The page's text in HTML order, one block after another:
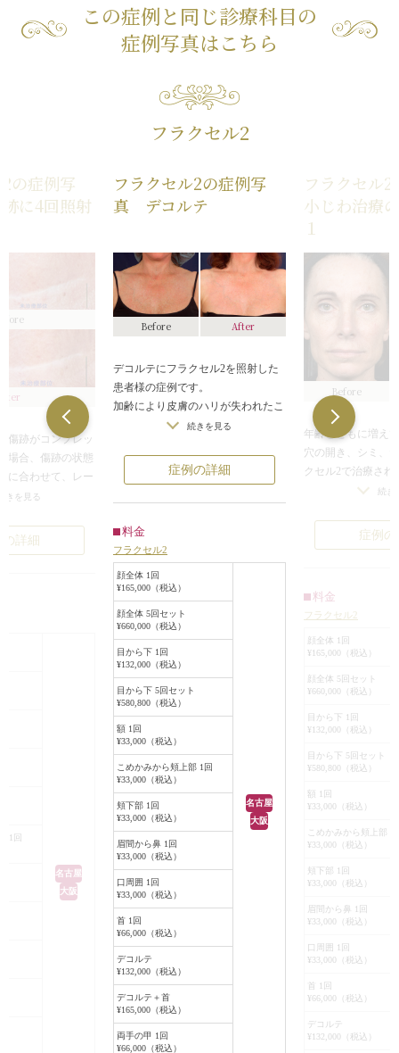
この症例と同じ診療科目の
症例写真はこちら
フラクセル2
の症例写
に4回照射
傷跡がコンプレッ
場合、傷跡の状態
に合わせて、レー
、皮膚表面を削
ます。
ル2を照射するこ
いますが、フラク
目立たなくできま
きを見る
詳細
名古屋
大阪
1回
フラクセル2の症例写
真 デコルテ
Before After
デコルテにフラクセル2を照射した
患者様の症例です。
加齢により皮膚のハリが失われたこ
とでデコルテ全体がさみしくなった
ラクセル2で皮膚の再生を促すこと
でハリのある肌になっているのがわ
かります。
ザーを照射するフラクセル2は、角
質層を傷つけることなく皮膚の再生
を促すことができます。出力や照射
密度をきめ細かく設定できるように
もなり、患者様お一人おひとりの皮
膚の状態に合わせて治療させていた
だきます。
続きを見る
症例の詳細
料金
フラクセル2
顔全体 1回
¥165,000（税込）
名古屋
大阪
顔全体 5回セット
¥660,000（税込）
目から下 1回
¥132,000（税込）
目から下 5回セット
¥580,800（税込）
額 1回
¥33,000（税込）
こめかみから頬上部 1回
¥33,000（税込）
頬下部 1回
¥33,000（税込）
眉間から鼻 1回
¥33,000（税込）
口周囲 1回
¥33,000（税込）
首 1回
¥66,000（税込）
デコルテ
¥132,000（税込）
デコルテ＋首
¥165,000（税込）
両手の甲 1回
¥66,000（税込）
フラクセル
小じわ治療
１
Before
年齢とともに増え
穴の開き、シミ、
クセル2で治療さ
膚表面にミクロ単
療法で、照射した
ます。
ダウンタイムがほ
日からメイクがで
影響が少なく、施
分程度の施術です。
続き
症例
料金
フラクセル2
顔全体 1回
¥165,000（税込）
顔全体 5回セット
¥660,000（税込）
目から下 1回
¥132,000（税込）
目から下 5回セット
¥580,800（税込）
額 1回
¥33,000（税込）
こめかみから頬上部 1
¥33,000（税込）
頬下部 1回
¥33,000（税込）
眉間から鼻 1回
¥33,000（税込）
口周囲 1回
¥33,000（税込）
首 1回
¥66,000（税込）
デコルテ
¥132,000（税込）